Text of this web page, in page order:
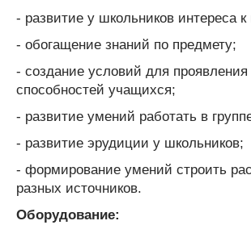
- развитие у школьников интереса к
- обогащение знаний по предмету;
- создание условий для проявления
способностей учащихся;
- развитие умений работать в
- развитие эрудиции у школьников;
- формирование умений строить
разных источников.
Оборудование: